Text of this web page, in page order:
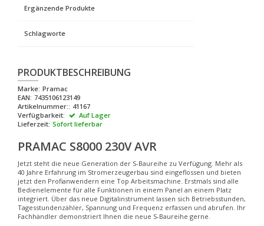
Ergänzende Produkte
Schlagworte
PRODUKTBESCHREIBUNG
Marke: Pramac
EAN: 7435106123149
Artikelnummer:: 41167
Verfügbarkeit:
Auf Lager
Lieferzeit: Sofort lieferbar
PRAMAC S8000 230V AVR
Jetzt steht die neue Generation der S-Baureihe zu Verfügung. Mehr als
40 Jahre Erfahrung im Stromerzeugerbau sind eingeflossen und bieten
jetzt den Profianwendern eine Top Arbeitsmachine. Erstmals sind alle
Bedienelemente für alle Funktionen in einem Panel an einem Platz
integriert. Über das neue Digitalinstrument lassen sich Betriebsstunden,
Tagesstundenzähler, Spannung und Frequenz erfassen und abrufen. Ihr
Fachhändler demonstriert Ihnen die neue S-Baureihe gerne.